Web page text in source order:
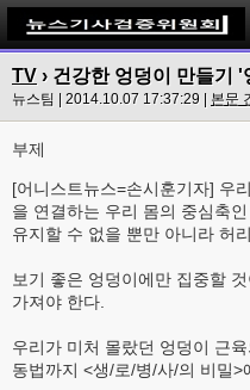
TV › 건강한 엉덩이 만들기
뉴스팀 | 2014.10.07 17:37:29 | 본문
부제
[어니스트뉴스=손시훈기자] 우
을 연결하는 우리 몸의 중심축
유지할 수 없을 뿐만 아니라 허
보기 좋은 엉덩이에만 집중할
가져야 한다.
우리가 미처 몰랐던 엉덩이 근
동법까지 <생/로/병/사/의 비밀>